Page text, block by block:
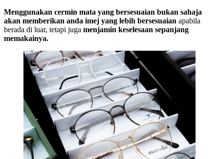
Menggunakan cermin mata yang bersesuaian bukan sahaja
akan memberikan anda imej yang lebih bersesuaian apabila
berada di luar, tetapi juga menjamin keselesaan sepanjang
memakainya.